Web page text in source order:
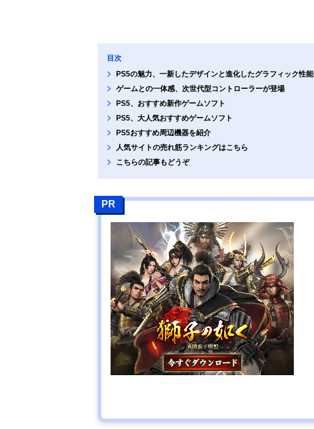
目次
PS5の魅力、一新したデザインと進化したグラフィック性能
ゲームとの一体感、次世代型コントローラーが登場
PS5、おすすめ新作ゲームソフト
PS5、大人気おすすめゲームソフト
PS5おすすめ周辺機器を紹介
人気サイトの売れ筋ランキングはこちら
こちらの記事もどうぞ
PR